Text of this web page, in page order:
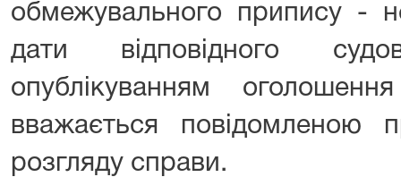
обмежувального припису -
дати відповідного
опублікуванням
вважається повідомленою
розгляду справи.